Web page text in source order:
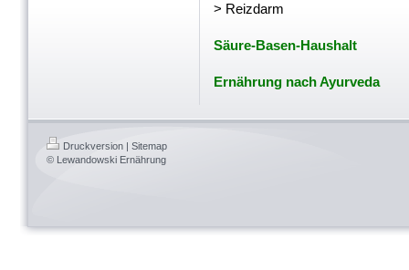
> Reizdarm
Säure-Basen-Haushalt
Ernährung nach Ayurveda
Druckversion | Sitemap
© Lewandowski Ernährung